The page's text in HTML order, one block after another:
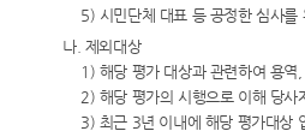
5) 시민단체 대표 등 공정한 심사를
나. 제외대상
1) 해당 평가 대상과 관련하여 용
2) 해당 평가의 시행으로 이해 당사
3) 최근 3년 이내에 해당 평가대상